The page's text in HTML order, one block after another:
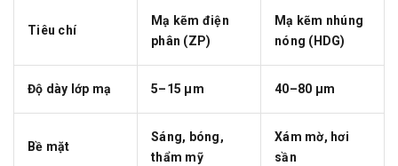
Tiêu chí
Mạ kẽm điện
phân (ZP)
Mạ kẽm nhúng
nóng (HDG)
Độ dày lớp mạ 5–15 µm 40–80 µm
Bề mặt
Sáng, bóng,
thẩm mỹ
Xám mờ, hơi
sần